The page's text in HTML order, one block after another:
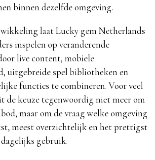
binnen dezelfde omgeving.
laat Lucky gem Netherlands
inspelen op veranderende
live content, mobiele
uitgebreide spel bibliotheken en
functies te combineren. Voor veel
de keuze tegenwoordig niet meer om
maar om de vraag welke omgeving
meest overzichtelijk en het prettigst
gebruik.